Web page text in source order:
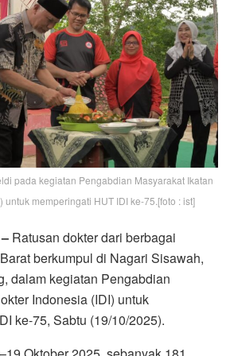
pada kegiatan Pengabdian Masyarakat Ikatan
untuk memperingati HUT IDI ke-75.[foto : ist]
Ratusan dokter dari berbagai
berkumpul di Nagari Sisawah,
dalam kegiatan Pengabdian
Indonesia (IDI) untuk
ke-75, Sabtu (19/10/2025).